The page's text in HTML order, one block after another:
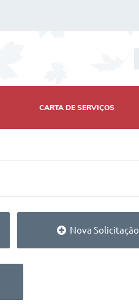
CARTA DE SERVIÇOS
Nova Solicitação